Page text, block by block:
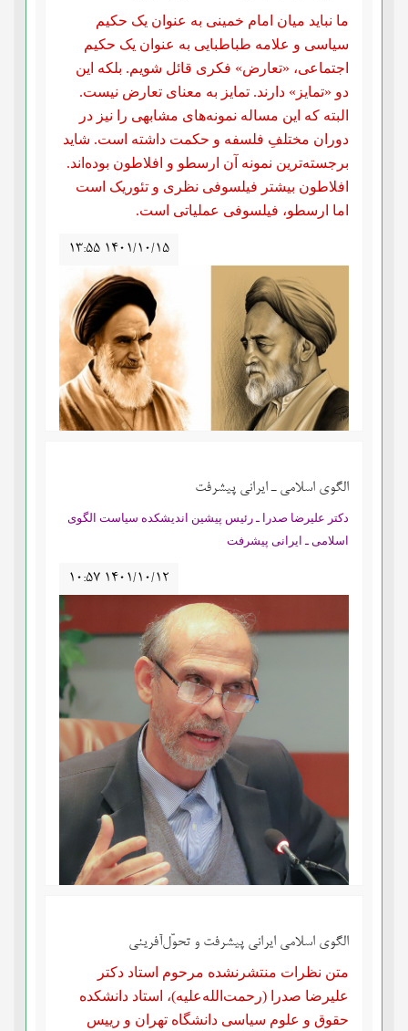
ما نباید میان امام خمینی به عنوان یک حکیم
سیاسی و علامه طباطبایی به عنوان یک حکیم
اجتماعی، «تعارض» فکری قائل شویم. بلکه این
دو «تمایز» دارند. تمایز به معنای تعارض نیست.
البته که این مساله نمونه‌های مشابهی را نیز در
دوران مختلفِ فلسفه و حکمت داشته است. شاید
برجسته‌ترین نمونه آن ارسطو و افلاطون بوده‌اند.
افلاطون بیشتر فیلسوفی نظری و تئوریک است
اما ارسطو، فیلسوفی عملیاتی است.
۱۳:۵۵ ۱۴۰۱/۱۰/۱۵
الگوی اسلامی ـ ایرانی پیشرفت
دکتر علیرضا صدرا ـ رئیس پیشین اندیشکده سیاست الگوی
اسلامی ـ ایرانی پیشرفت
۱۰:۵۷ ۱۴۰۱/۱۰/۱۲
الگوی اسلامی ایرانی پیشرفت و تحوّل‌آفرینی
متن نظرات منتشرنشده مرحوم ‌استاد دکتر
علیرضا صدرا (رحمت‌الله‌علیه)، استاد دانشکده
حقوق و علوم سیاسی دانشگاه تهران و رییس